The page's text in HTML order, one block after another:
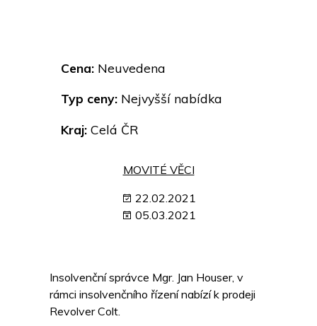
Cena: Neuvedena
Typ ceny: Nejvyšší nabídka
Kraj: Celá ČR
MOVITÉ VĚCI
22.02.2021
05.03.2021
Insolvenční správce Mgr. Jan Houser, v
rámci insolvenčního řízení nabízí k prodeji
Revolver Colt.